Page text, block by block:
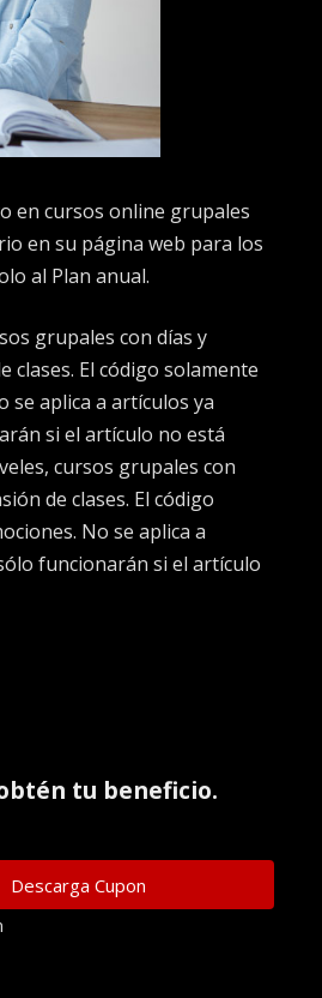
en cursos online grupales
en su página web para los
al Plan anual.
grupales con días y
El código solamente
se aplica a artículos ya
si el artículo no está
cursos grupales con
de clases. El código
No se aplica a
funcionarán si el artículo
tu beneficio.